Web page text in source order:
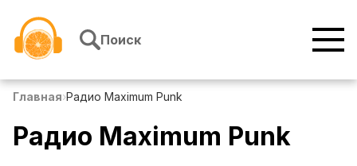
Поиск
Главная›Радио Maximum Punk
Радио Maximum Punk